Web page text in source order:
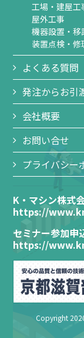
工場・建屋工
屋外工事
機器設置・移
装置点検・修
よくある質問
発注からお引
会社概要
お問い合せ
プライバシー
K・マシン株式
https://
セミナー参加申
https://
Copyright 2020